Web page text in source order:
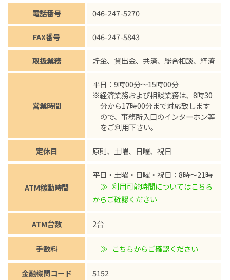
電話番号 046-247-5270
FAX番号 046-247-5843
取扱業務 貯金、貸出金、共済、総合相談、経済
営業時間
平日：9時00分～15時00分
※経済業務および相談業務は、8時30
分から17時00分まで対応致します
ので、事務所入口のインターホン等
をご利用下さい。
定休日 原則、土曜、日曜、祝日
ATM稼動時間
平日・土曜・日曜・祝日：8時～21時
利用可能時間についてはこちら
からご確認ください
ATM台数 2台
手数料 こちらからご確認ください
金融機関コード 5152